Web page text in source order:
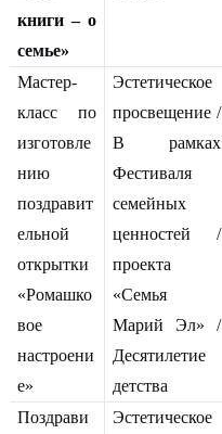
книги – о
семье»
Мастер-
класс по
изготовле
нию
поздравит
ельной
открытки
«Ромашко
вое
настроени
е»
Эстетическое
просвещение /
В рамках
Фестиваля
семейных
ценностей /
проекта
«Семья
Марий Эл» /
Десятилетие
детства
Поздрави
Эстетическое